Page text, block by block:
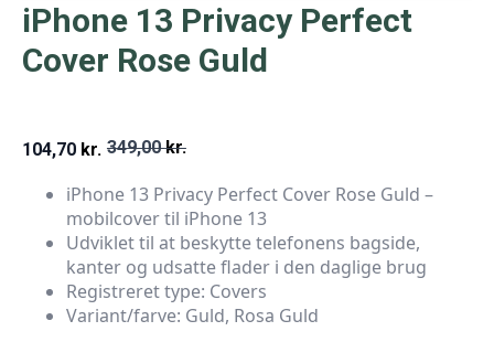
iPhone 13 Privacy Perfect
Cover Rose Guld
349,00kr.
Den
oprindelige
pris
var:
349,00 kr..
104,70 kr.
Den
aktuelle
pris
er:
104,70 kr..
iPhone 13 Privacy Perfect Cover Rose Guld –
mobilcover til iPhone 13
Udviklet til at beskytte telefonens bagside,
kanter og udsatte flader i den daglige brug
Registreret type: Covers
Variant/farve: Guld, Rosa Guld